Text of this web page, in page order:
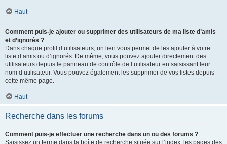
Haut
Comment puis-je ajouter ou supprimer des utilisateurs de ma liste d’amis
et d’ignorés ?
Dans chaque profil d’utilisateurs, un lien vous permet de les ajouter à votre
liste d’amis ou d’ignorés. De même, vous pouvez ajouter directement des
utilisateurs depuis le panneau de contrôle de l’utilisateur en saisissant leur
nom d’utilisateur. Vous pouvez également les supprimer de vos listes depuis
cette même page.
Haut
Recherche dans les forums
Comment puis-je effectuer une recherche dans un ou des forums ?